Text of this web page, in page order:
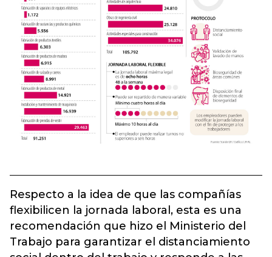
Respecto a la idea de que las compañías
flexibilicen la jornada laboral, esta es una
recomendación que hizo el Ministerio del
Trabajo para garantizar el distanciamiento